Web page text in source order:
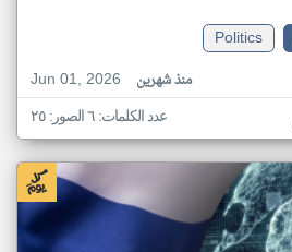
Politics
Jun 01, 2026
منذ شهرين
عدد الكلمات: ٦ الصور: ٢٥